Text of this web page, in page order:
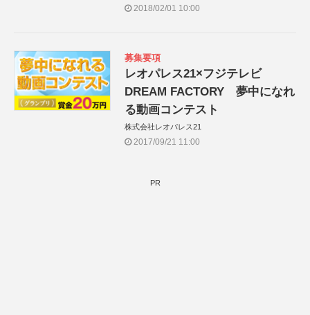
2018/02/01 10:00
募集要項
レオパレス21×フジテレビ
DREAM FACTORY 夢中になれ
る動画コンテスト
株式会社レオパレス21
2017/09/21 11:00
PR